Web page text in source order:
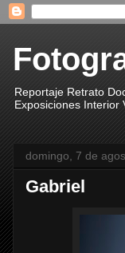
Reportaje Retrato
Exposiciones Interior
domingo, 7 de
Gabriel